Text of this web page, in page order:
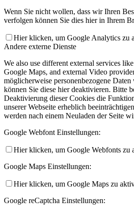
Wenn Sie nicht wollen, dass wir Ihren
verfolgen können Sie dies hier in Ihrem
Hier klicken, um Google Analytics zu
Andere externe Dienste
We also use different external services
Google Maps, and external Video
möglicherweise personenbezogene
können Sie diese hier deaktivieren. Bitte
Deaktivierung dieser Cookies die
unserer Webseite erheblich
werden nach einem Neuladen der Seite
Google Webfont Einstellungen:
Hier klicken, um Google Webfonts zu
Google Maps Einstellungen:
Hier klicken, um Google Maps zu
Google reCaptcha Einstellungen: